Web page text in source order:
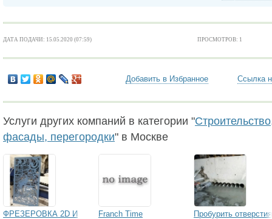
ДАТА ПОДАЧИ: 15.05.2020 (07:59) ПРОСМОТРОВ: 1
Добавить в Избранное Ссылка
Услуги других компаний в категории "
фасады, перегородки" в Москве
ФРЕЗЕРОВКА 2D И
Franch Time
Пробурить отверстия